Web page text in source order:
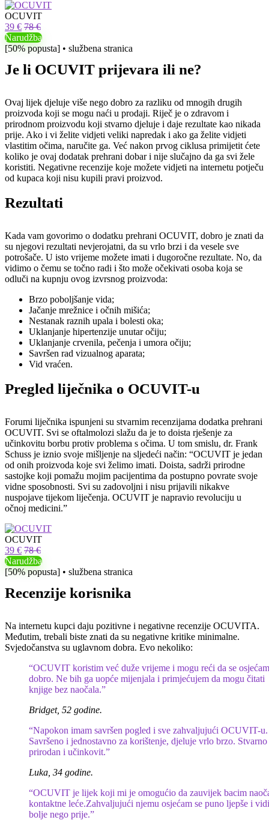
OCUVIT
39 € 78 €
Narudžba
[50% popusta] • službena stranica
Je li OCUVIT prijevara ili ne?
Ovaj lijek djeluje više nego dobro za razliku od mnogih drugih
proizvoda koji se mogu naći u prodaji. Riječ je o zdravom i
prirodnom proizvodu koji stvarno djeluje i daje rezultate kao nikada
prije. Ako i vi želite vidjeti veliki napredak i ako ga želite vidjeti
vlastitim očima, naručite ga. Već nakon prvog ciklusa primijetit ćete
koliko je ovaj dodatak prehrani dobar i nije slučajno da ga svi žele
koristiti. Negativne recenzije koje možete vidjeti na internetu potječu
od kupaca koji nisu kupili pravi proizvod.
Rezultati
Kada vam govorimo o dodatku prehrani OCUVIT, dobro je znati da
su njegovi rezultati nevjerojatni, da su vrlo brzi i da vesele sve
potrošače. U isto vrijeme možete imati i dugoročne rezultate. No, da
vidimo o čemu se točno radi i što može očekivati ​​osoba koja se
odluči na kupnju ovog izvrsnog proizvoda:
Brzo poboljšanje vida;
Jačanje mrežnice i očnih mišića;
Nestanak raznih upala i bolesti oka;
Uklanjanje hipertenzije unutar očiju;
Uklanjanje crvenila, pečenja i umora očiju;
Savršen rad vizualnog aparata;
Vid vraćen.
Pregled liječnika o OCUVIT-u
Forumi liječnika ispunjeni su stvarnim recenzijama dodatka prehrani
OCUVIT. Svi se oftalmolozi slažu da je to doista rješenje za
učinkovitu borbu protiv problema s očima. U tom smislu, dr. Frank
Schuss je iznio svoje mišljenje na sljedeći način: “OCUVIT je jedan
od onih proizvoda koje svi želimo imati. Doista, sadrži prirodne
sastojke koji pomažu mojim pacijentima da postupno povrate svoje
vidne sposobnosti. Svi su zadovoljni i nisu prijavili nikakve
nuspojave tijekom liječenja. OCUVIT je napravio revoluciju u
očnoj medicini.”
OCUVIT
39 € 78 €
Narudžba
[50% popusta] • službena stranica
Recenzije korisnika
Na internetu kupci daju pozitivne i negativne recenzije OCUVITA.
Međutim, trebali biste znati da su negativne kritike minimalne.
Svjedočanstva su uglavnom dobra. Evo nekoliko:
“OCUVIT koristim već duže vrijeme i mogu reći da se osjećam
dobro. Ne bih ga uopće mijenjala i primjećujem da mogu čitati
knjige bez naočala.”
Bridget, 52 godine.
“Napokon imam savršen pogled i sve zahvaljujući OCUVIT-u.
Savršeno i jednostavno za korištenje, djeluje vrlo brzo. Stvarno
prirodan i učinkovit.”
Luka, 34 godine.
“OCUVIT je lijek koji mi je omogućio da zauvijek bacim
kontaktne leće.Zahvaljujući njemu osjećam se puno ljepše i
bolje nego prije.”